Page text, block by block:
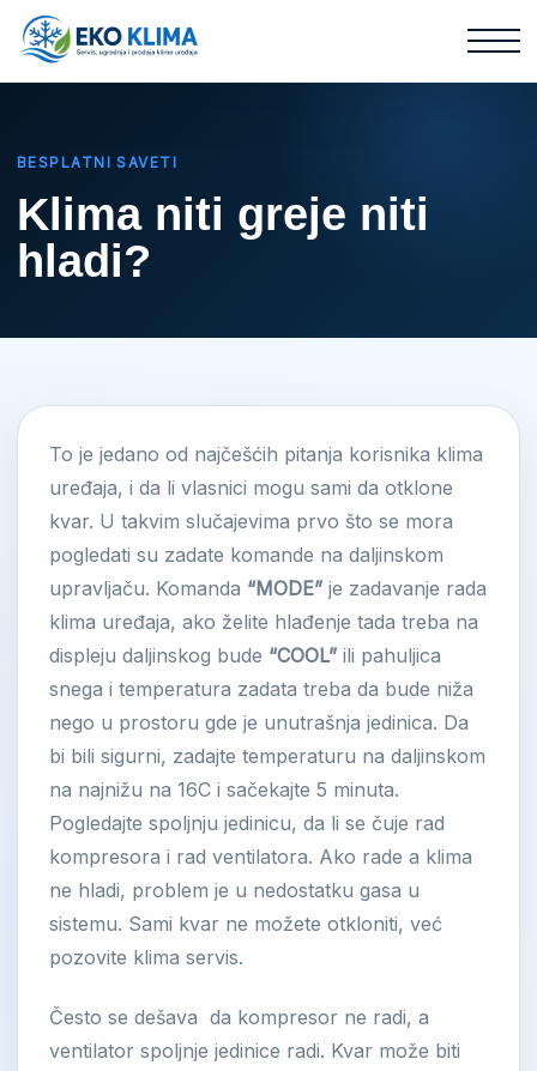
BESPLATNI SAVETI
Klima niti greje niti
hladi?
To je jedano od najčešćih pitanja korisnika klima
uređaja, i da li vlasnici mogu sami da otklone
kvar. U takvim slučajevima prvo što se mora
pogledati su zadate komande na daljinskom
upravljaču. Komanda “MODE” je zadavanje rada
klima uređaja, ako želite hlađenje tada treba na
displeju daljinskog bude “COOL” ili pahuljica
snega i temperatura zadata treba da bude niža
nego u prostoru gde je unutrašnja jedinica. Da
bi bili sigurni, zadajte temperaturu na daljinskom
na najnižu na 16C i sačekajte 5 minuta.
Pogledajte spoljnju jedinicu, da li se čuje rad
kompresora i rad ventilatora. Ako rade a klima
ne hladi, problem je u nedostatku gasa u
sistemu. Sami kvar ne možete otkloniti, već
pozovite klima servis.
Često se dešava da kompresor ne radi, a
ventilator spoljnje jedinice radi. Kvar može biti